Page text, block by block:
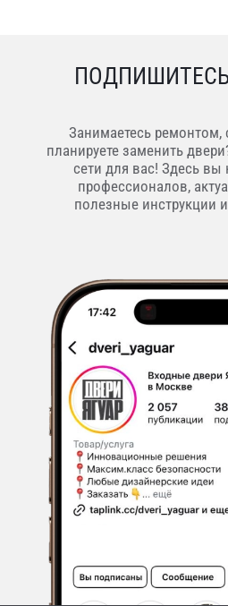
Занимаетесь ремонтом,
планируете заменить
сети для вас! Здесь вы
профессионалов,
полезные инструкции